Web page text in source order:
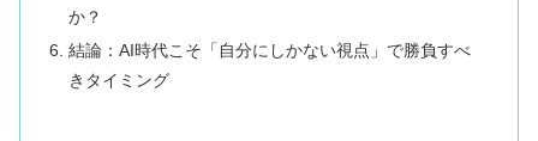
か？
結論：AI時代こそ「自分にしかない視点」で勝負すべ
きタイミング